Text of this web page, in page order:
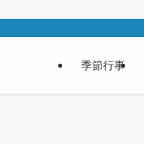
季節行事